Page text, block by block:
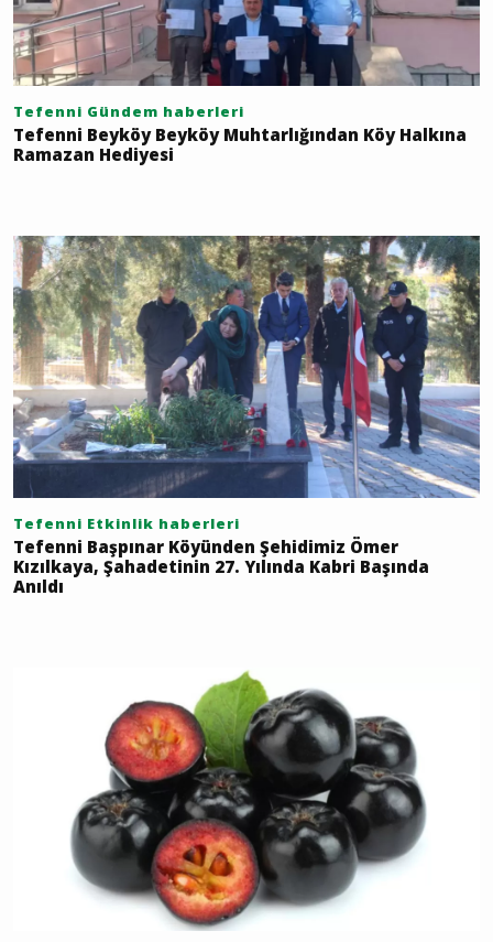
Tefenni Gündem haberleri
Tefenni Beyköy Beyköy Muhtarlığından Köy Halkına
Ramazan Hediyesi
Tefenni Etkinlik haberleri
Tefenni Başpınar Köyünden Şehidimiz Ömer
Kızılkaya, Şahadetinin 27. Yılında Kabri Başında
Anıldı